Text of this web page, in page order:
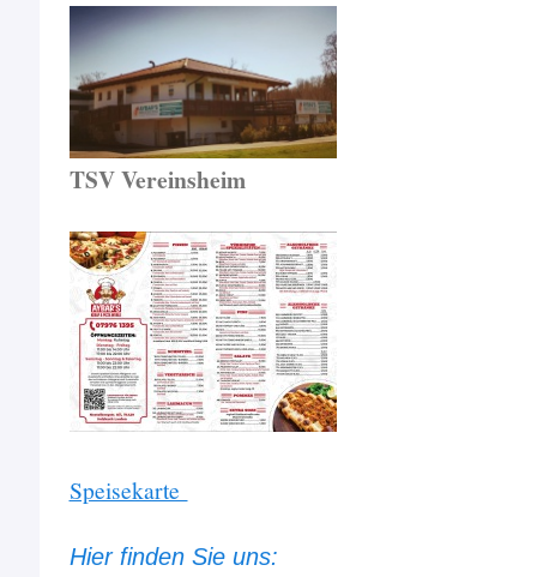
TSV Vereinsheim
Speisekarte
Hier finden Sie uns: